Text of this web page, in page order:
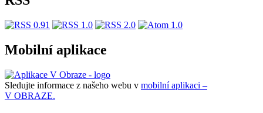
Mobilní aplikace
Sledujte informace z našeho webu v mobilní aplikaci –
V OBRAZE.